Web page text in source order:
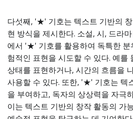
다섯째, '★' 기호는 텍스트 기반의
현 방식을 제시한다. 소설, 시, 드라
에서 '★' 기호를 활용하여 독특한 분
험적인 표현을 시도할 수 있다. 예를
상태를 표현하거나, 시간의 흐름을
사용할 수 있다. 또한, '★' 기호는 텍
을 부여하고, 독자의 상상력을 자극
이는 텍스트 기반의 창작 활동의 가